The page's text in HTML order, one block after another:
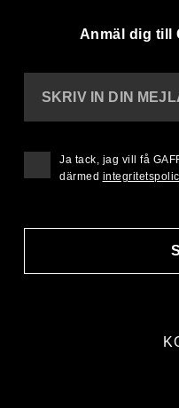
Anmäl dig till
SKRIV IN DIN
Ja tack, jag vill få
därmed